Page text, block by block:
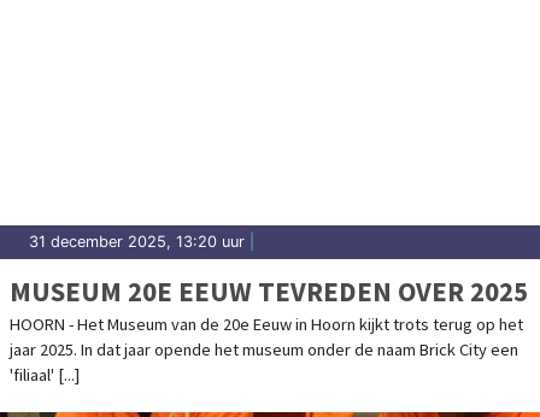
31 december 2025, 13:20 uur
MUSEUM 20E EEUW TEVREDEN OVER 2025
HOORN - Het Museum van de 20e Eeuw in Hoorn kijkt trots terug op het
jaar 2025. In dat jaar opende het museum onder de naam Brick City een
'filiaal' [...]